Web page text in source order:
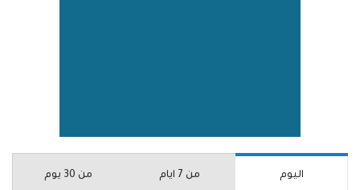
اليوم من 7 ايام من 30 يوم